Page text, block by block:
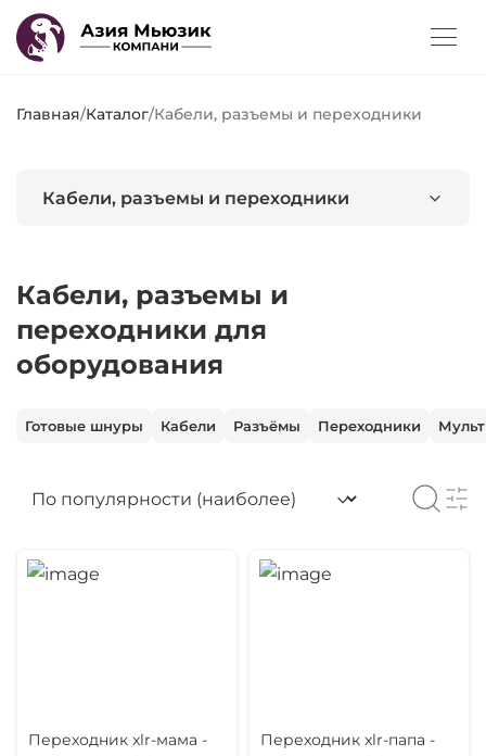
Главная/Каталог/Кабели, разъемы и переходники
Кабели, разъемы и переходники
Кабели, разъемы и
переходники для
оборудования
Готовые шнуры Кабели Разъёмы Переходники
Переходник xlr-мама -
Переходник xlr-папа -